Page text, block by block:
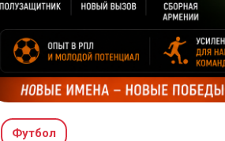
Футбол